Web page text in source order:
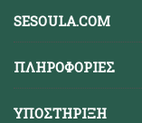
SESOULA.COM
ΠΛΗΡΟΦΟΡΊΕΣ
ΥΠΟΣΤΉΡΙΞΗ